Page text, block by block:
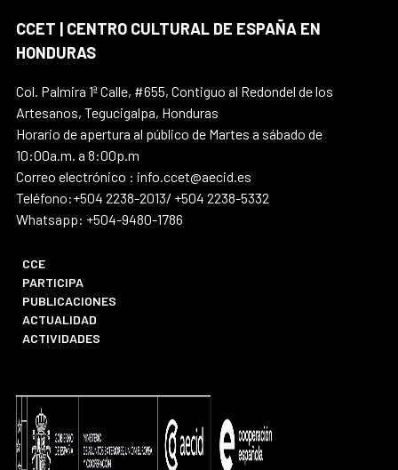
CCET | CENTRO CULTURAL DE ESPAÑA EN
HONDURAS
Col. Palmira 1ª Calle, #655, Contiguo al Redondel de los
Artesanos, Tegucigalpa, Honduras
Horario de apertura al público de Martes a sábado de
10:00a.m. a 8:00p.m
Correo electrónico : info.ccet@aecid.es
Teléfono:+504 2238-2013/ +504 2238-5332
Whatsapp: +504-9480-1786
CCE
PARTICIPA
PUBLICACIONES
ACTUALIDAD
ACTIVIDADES